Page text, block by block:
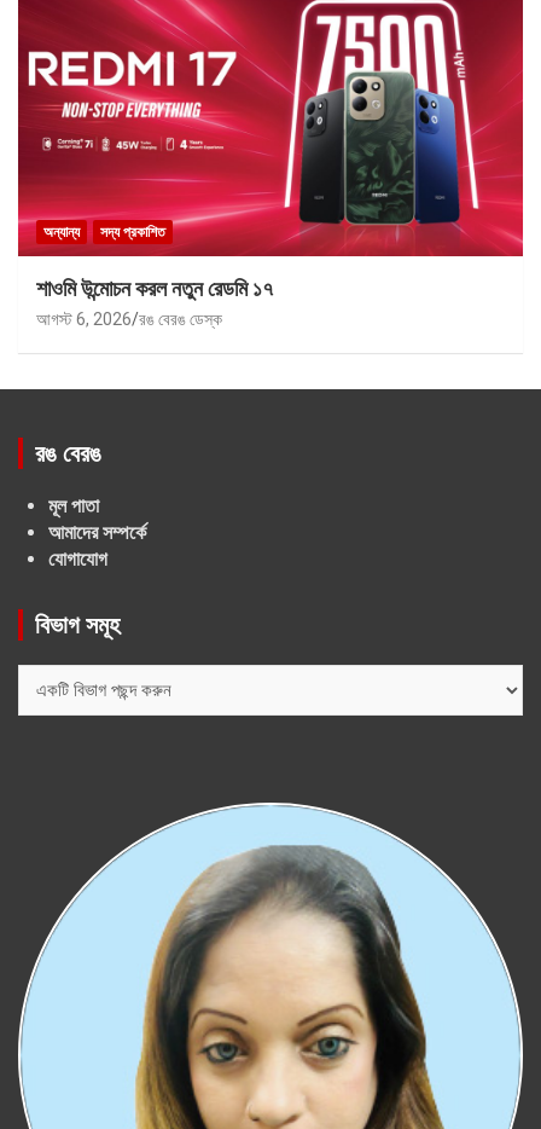
অন্যান্য সদ্য প্রকাশিত
শাওমি উন্মোচন করল নতুন রেডমি ১৭
আগস্ট 6, 2026 রঙ বেরঙ ডেস্ক
রঙ বেরঙ
মূল পাতা
আমাদের সম্পর্কে
যোগাযোগ
বিভাগ সমূহ